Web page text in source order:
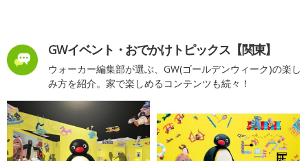
GWイベント・おでかけトピックス【関東】
ウォーカー編集部が選ぶ、GW(ゴールデンウィーク)の楽し
み方を紹介。家で楽しめるコンテンツも続々！